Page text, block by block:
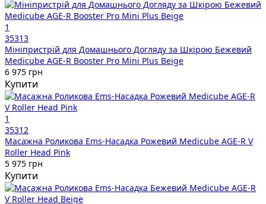
1
35313
Мініпристрій для Домашнього Догляду за Шкірою Бежевий
Medicube AGE-R Booster Pro Mini Plus Beige
6 975 грн
Купити
1
35312
Масажна Роликова Ems-Насадка Рожевий Medicube AGE-R V
Roller Head Pink
5 975 грн
Купити